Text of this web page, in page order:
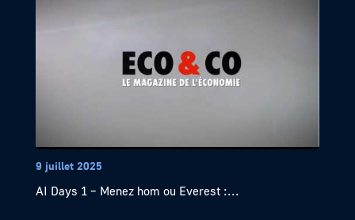
9 juillet 2025
AI Days 1 – Menez hom ou Everest :...